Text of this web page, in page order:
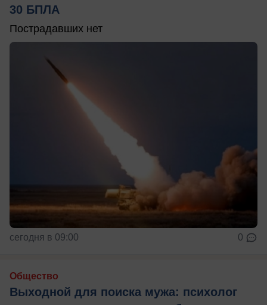
30 БПЛА
Пострадавших нет
сегодня в 09:00 0
Общество
Выходной для поиска мужа: психолог